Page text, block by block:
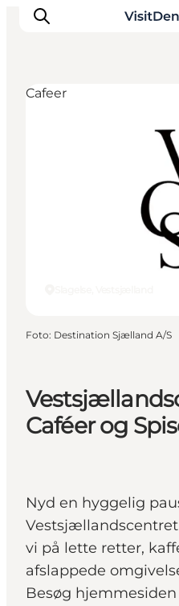
Planlæg ferien
Caféer og
Nyd en hyggelig
vi på lette retter,
afslappede
Besøg
Cafeer
Foto: Destination Sjælland A/S